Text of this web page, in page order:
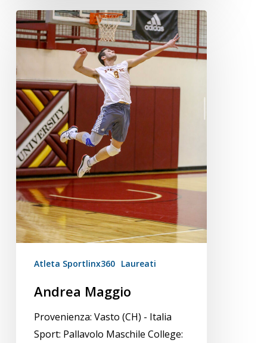
Andrea
Maggio
Atleta Sportlinx360 Laureati
Andrea Maggio
Provenienza: Vasto (CH) - Italia
Sport: Pallavolo Maschile College: